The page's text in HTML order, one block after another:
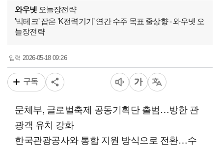
와우넷 오늘장전략
'빅테크' 잡은 'K전력기기' 연간 수주 목표 줄상향 - 와우넷 오
늘장전략
입력 2026-05-18 09:26
구독
문체부, 글로벌축제 공동기획단 출범…방한 관
광객 유치 강화
한국관광공사와 통합 지원 방식으로 전환…수